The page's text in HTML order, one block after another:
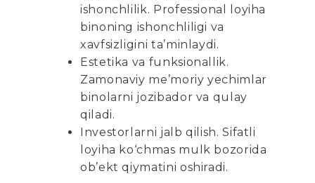
ishonchlilik. Professional loyiha
binoning ishonchliligi va
xavfsizligini ta’minlaydi.
Estetika va funksionallik.
Zamonaviy me’moriy yechimlar
binolarni jozibador va qulay
qiladi.
Investorlarni jalb qilish. Sifatli
loyiha ko‘chmas mulk bozorida
ob’ekt qiymatini oshiradi.